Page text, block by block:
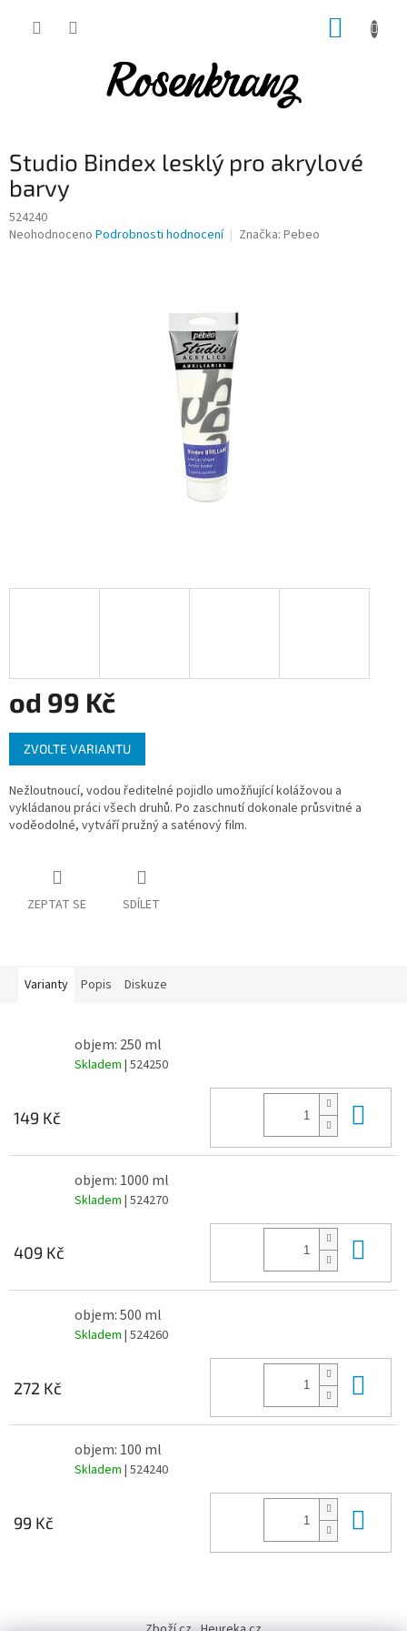
Studio Bindex lesklý pro akrylové
barvy
524240
Průměrné
Neohodnoceno Podrobnosti hodnocení Značka: Pebeo
od 99 Kč
Měrná
cena:
ZVOLTE VARIANTU
Nežloutnoucí, vodou ředitelné pojidlo umožňující kolážovou a
vykládanou práci všech druhů. Po zaschnutí dokonale průsvitné a
voděodolné, vytváří pružný a saténový film.
ZEPTAT SE SDÍLET
Varianty Popis Diskuze
objem: 250 ml
Skladem | 524250
149 Kč
objem: 1000 ml
Skladem | 524270
409 Kč
objem: 500 ml
Skladem | 524260
272 Kč
objem: 100 ml
Skladem | 524240
99 Kč